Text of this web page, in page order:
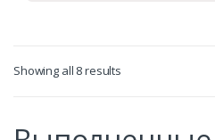
Showing all 8 results